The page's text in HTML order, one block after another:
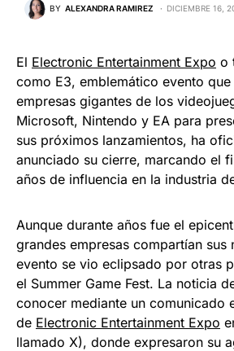
BY ALEXANDRA RAMIREZ DICIEMBRE 16,
El Electronic Entertainment Expo o
como E3, emblemático evento
empresas gigantes de los
Microsoft, Nintendo y EA para
sus próximos lanzamientos, ha
anunciado su cierre, marcando el
años de influencia en la industria
Aunque durante años fue el
grandes empresas compartían sus
evento se vio eclipsado por otras
el Summer Game Fest. La noticia
conocer mediante un comunicado
de Electronic Entertainment Expo
llamado X), donde expresaron su